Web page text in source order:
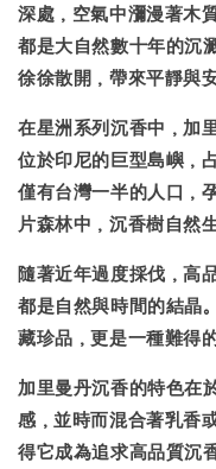
深處，空氣中瀰漫著木
都是大自然數十年的沉
徐徐散開，帶來平靜與安
在星洲系列沉香中，加
位於印尼的巨型島嶼，
僅有台灣一半的人口，
片森林中，沉香樹自然
隨著近年過度採伐，高
都是自然與時間的結晶
藏珍品，更是一種難得
加里曼丹沉香的特色在
感，並時而混合著乳香
得它成為追求高品質沉